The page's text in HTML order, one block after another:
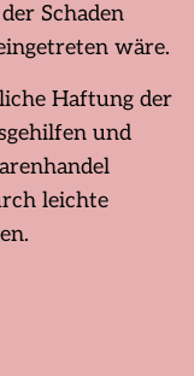
Schaden
wäre.
Haftung der
und
leichte